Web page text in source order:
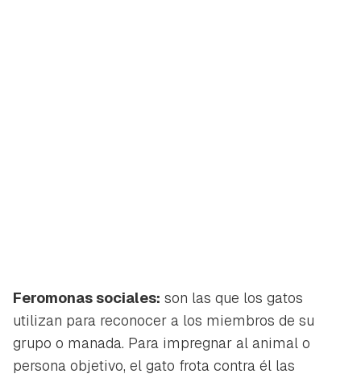
Feromonas sociales: son las que los gatos
utilizan para reconocer a los miembros de su
grupo o manada. Para impregnar al animal o
persona objetivo, el gato frota contra él las